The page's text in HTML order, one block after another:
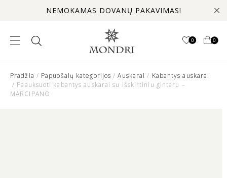
NEMOKAMAS DOVANŲ PAKAVIMAS!
0 0
Pradžia / Papuošalų kategorijos /Auskarai / Kabantys auskarai
/ Paauksuoti kabantys auskarai su išskirtiniu gintaru –
MARCIPANO